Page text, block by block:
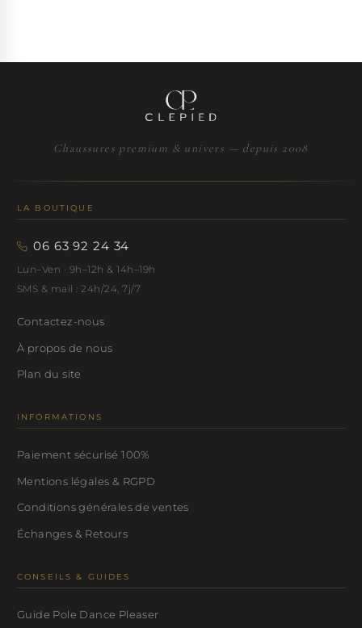
Chaussures premium & univers — depuis 2008
LA BOUTIQUE
06 63 92 24 34
Lun–Ven · 9h–12h & 14h–19h
SMS & mail : 24h/24, 7j/7
Contactez-nous
À propos de nous
Plan du site
INFORMATIONS
Paiement sécurisé 100%
Mentions légales & RGPD
Conditions générales de ventes
Échanges & Retours
CONSEILS & GUIDES
Guide Pole Dance Pleaser